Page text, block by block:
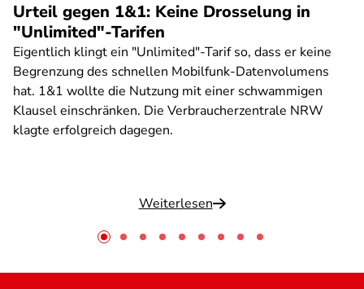
Urteil gegen 1&1: Keine Drosselung in
"Unlimited"-Tarifen
Eigentlich klingt ein "Unlimited"-Tarif so, dass er keine
Begrenzung des schnellen Mobilfunk-Datenvolumens
hat. 1&1 wollte die Nutzung mit einer schwammigen
Klausel einschränken. Die Verbraucherzentrale NRW
klagte erfolgreich dagegen.
Weiterlesen